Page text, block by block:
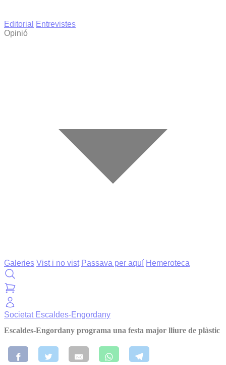
Editorial
Entrevistes
Opinió
Galeries Vist i no vist Passava per aquí Hemeroteca
Societat Escaldes-Engordany
Escaldes-Engordany programa una festa major lliure de plàstic